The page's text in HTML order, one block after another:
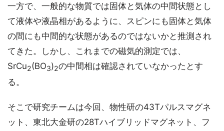
一方で、一般的な物質では固体と気体の中間状態とし
て液体や液晶相があるように、スピンにも固体と気体
の間にも中間的な状態があるのではないかと推測され
てきた。しかし、これまでの磁気的測定では、
SrCu2(BO3)2の中間相は確認されていなかったとす
る。
そこで研究チームは今回、物性研の43Tパルスマグネ
ット、東北大金研の28Tハイブリッドマグネット、フ